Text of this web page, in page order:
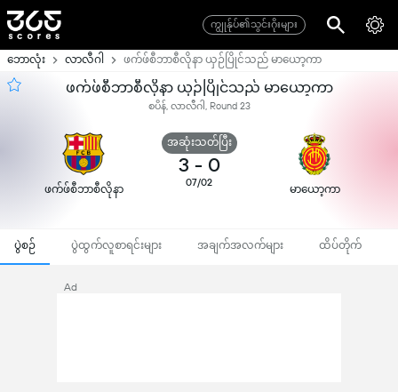
ကျွုန်ုပ်၏သွင်းဂိုးများ
ဘောလုံး လာလီဂါ ဖက်ဖ်စီဘာစီလိုနာ ယှဉ်ပြိုင်သည် မာယော့ကာ
ဖက်ဖ်စီဘာစီလိုနာ ယှဉ်ပြိုင်သည် မာယော့ကာ
စပိန်, လာလီဂါ, Round 23
ဖက်ဖ်စီဘာစီလိုနာ
အဆုံးသတ်ပြီး
3 - 0
07/02
မာယော့ကာ
ပွဲစဉ် ပွဲထွက်လူစာရင်းများ အချက်အလက်များ ထိပ်တိုက်
Ad